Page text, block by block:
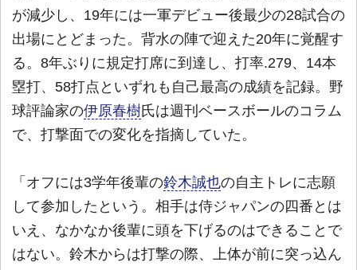
が減少し、19年には一軍デビュー後最少の28試合の
出場にとどまった。背水の陣で迎えた20年に覚醒す
る。8年ぶりに規定打席に到達し、打率.279、14本
塁打、58打点といずれも自己最高の成績を記録。野
球評論家の伊原春樹氏は週刊ベースボールのコラム
で、打撃面での変化を指摘していた。
「オフには3学年後輩の鈴木誠也の自主トレに志願
して参加したという。相手は侍ジャパンの四番とは
いえ、なかなか後輩に頭を下げるのはできることで
はない。鈴木からは打撃の際、上体が前に突っ込ん